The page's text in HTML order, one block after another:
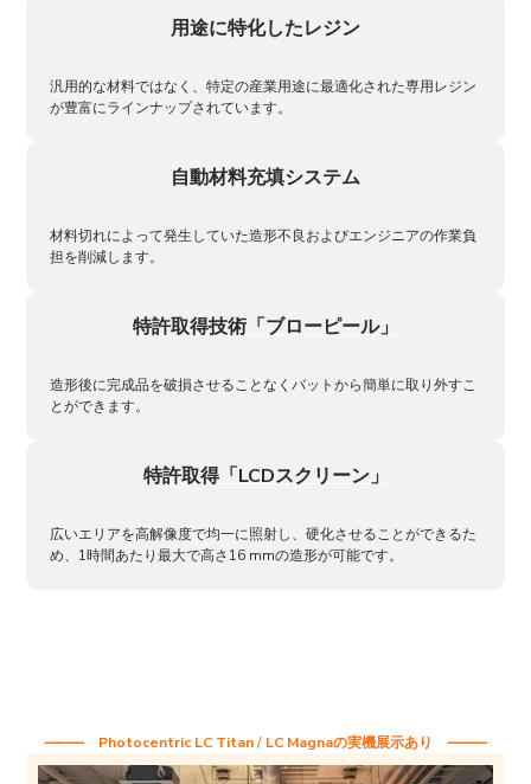
用途に特化したレジン
汎用的な材料ではなく、特定の産業用途に最適化された専用レジン
が豊富にラインナップされています。
自動材料充填システム
材料切れによって発生していた造形不良およびエンジニアの作業負
担を削減します。
特許取得技術「ブローピール」
造形後に完成品を破損させることなくバットから簡単に取り外すこ
とができます。
特許取得「LCDスクリーン」
広いエリアを高解像度で均一に照射し、硬化させることができるた
め、1時間あたり最大で高さ16 mmの造形が可能です。
⸻ Photocentric LC Titan/ LC Magnaの実機展示あり ⸻